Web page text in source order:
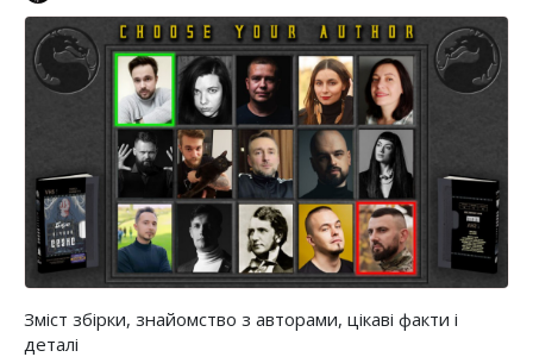
Зміст збірки, знайомство з авторами, цікаві факти і
деталі